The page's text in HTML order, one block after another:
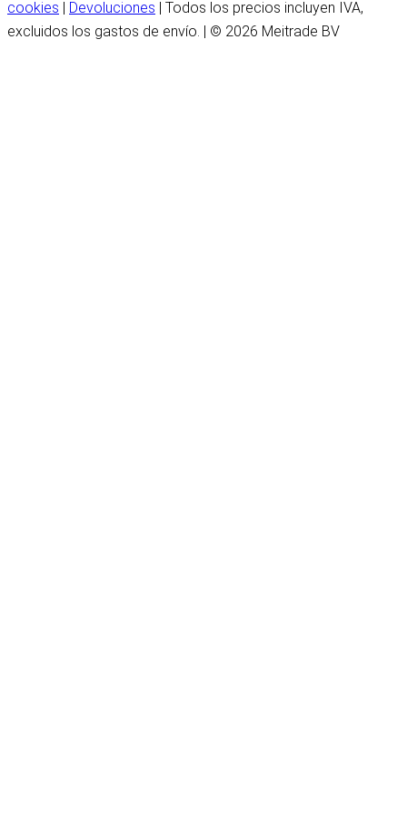
cookies
Devoluciones | Todos los precios incluyen IVA,
excluidos los gastos de envío. | © 2026 Meitrade BV